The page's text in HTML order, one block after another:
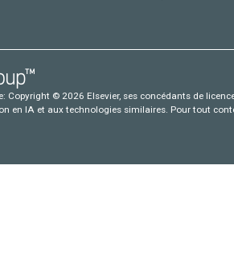
Copyright © 2026 Elsevier, ses concédants de
en IA et aux technologies similaires. Pour tout